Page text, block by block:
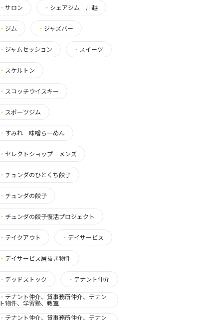
・ サロン ・ シェアジム 川越
・ ジム ・ ジャズバー
・ ジャムセッション ・ スイーツ
・ スケルトン
・ スコッチウイスキー
・ スポーツジム
・ すみれ 味噌らーめん
・ セレクトショップ メンズ
・ チュンダのひとくち餃子
・ チュンダの餃子
・ チュンダの餃子復活プロジェクト
・ テイクアウト ・ デイサービス
・ デイサービス居抜き物件
・ デッドストック ・ テナント仲介
・ テナント仲介、貸事務所仲介、テナン
ト物件、学習塾、教室
・ テナント仲介、貸事務所仲介、テナン